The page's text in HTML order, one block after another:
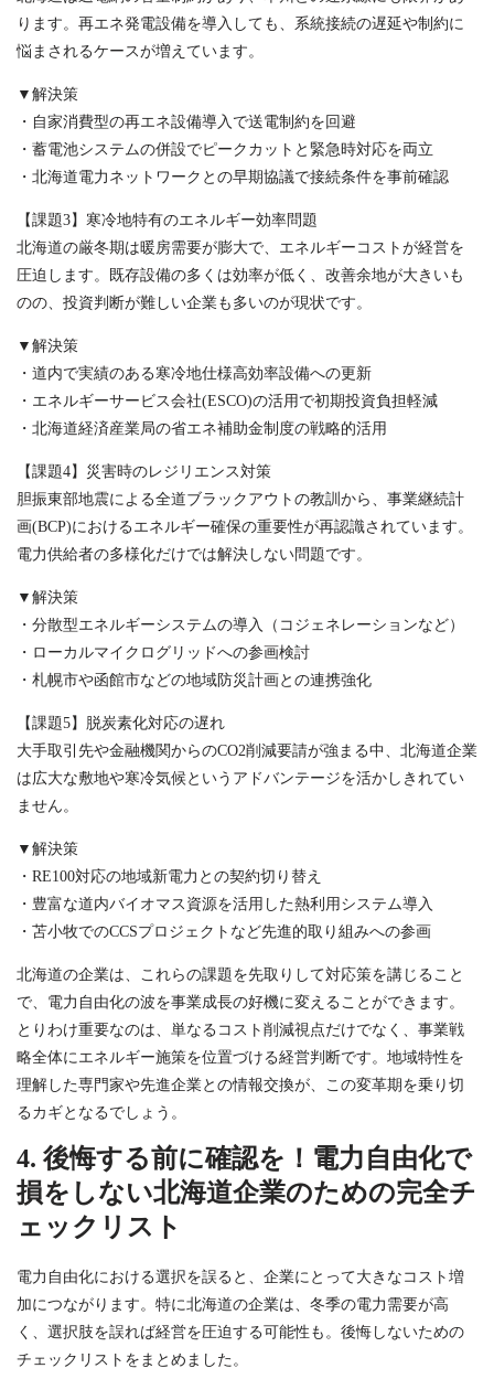
ります。再エネ発電設備を導入しても、系統接続の遅延や制約に
悩まされるケースが増えています。
▼解決策
・自家消費型の再エネ設備導入で送電制約を回避
・蓄電池システムの併設でピークカットと緊急時対応を両立
・北海道電力ネットワークとの早期協議で接続条件を事前確認
【課題3】寒冷地特有のエネルギー効率問題
北海道の厳冬期は暖房需要が膨大で、エネルギーコストが経営を
圧迫します。既存設備の多くは効率が低く、改善余地が大きいも
のの、投資判断が難しい企業も多いのが現状です。
▼解決策
・道内で実績のある寒冷地仕様高効率設備への更新
・エネルギーサービス会社(ESCO)の活用で初期投資負担軽減
・北海道経済産業局の省エネ補助金制度の戦略的活用
【課題4】災害時のレジリエンス対策
胆振東部地震による全道ブラックアウトの教訓から、事業継続計
画(BCP)におけるエネルギー確保の重要性が再認識されています。
電力供給者の多様化だけでは解決しない問題です。
▼解決策
・分散型エネルギーシステムの導入（コジェネレーションなど）
・ローカルマイクログリッドへの参画検討
・札幌市や函館市などの地域防災計画との連携強化
【課題5】脱炭素化対応の遅れ
大手取引先や金融機関からのCO2削減要請が強まる中、北海道企業
は広大な敷地や寒冷気候というアドバンテージを活かしきれてい
ません。
▼解決策
・RE100対応の地域新電力との契約切り替え
・豊富な道内バイオマス資源を活用した熱利用システム導入
・苫小牧でのCCSプロジェクトなど先進的取り組みへの参画
北海道の企業は、これらの課題を先取りして対応策を講じること
で、電力自由化の波を事業成長の好機に変えることができます。
とりわけ重要なのは、単なるコスト削減視点だけでなく、事業戦
略全体にエネルギー施策を位置づける経営判断です。地域特性を
理解した専門家や先進企業との情報交換が、この変革期を乗り切
るカギとなるでしょう。
4. 後悔する前に確認を！電力自由化で
損をしない北海道企業のための完全チ
ェックリスト
電力自由化における選択を誤ると、企業にとって大きなコスト増
加につながります。特に北海道の企業は、冬季の電力需要が高
く、選択肢を誤れば経営を圧迫する可能性も。後悔しないための
チェックリストをまとめました。